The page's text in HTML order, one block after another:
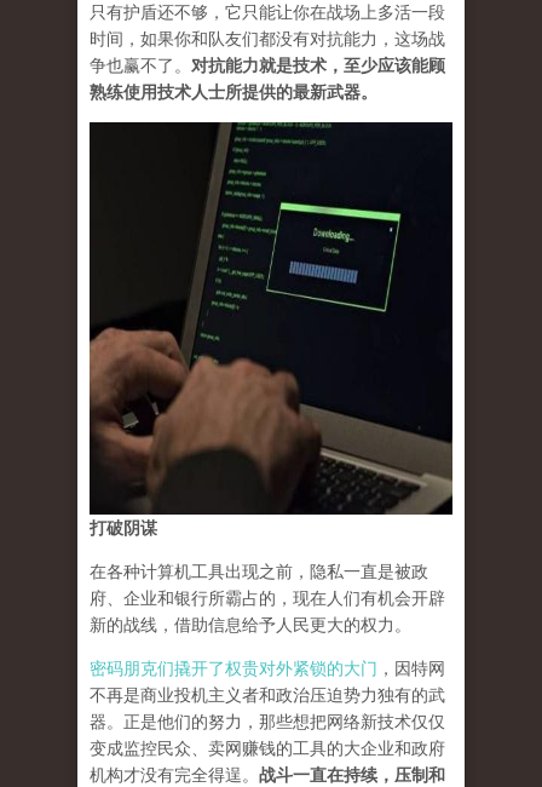
只有护盾还不够，它只能让你在战场上多活一段
时间，如果你和队友们都没有对抗能力，这场战
争也赢不了。 对抗能力就是技术，至少应该能顾
熟练使用技术人士所提供的最新武器。
打破阴谋
在各种计算机工具出现之前，隐私一直是被政
府、企业和银行所霸占的，现在人们有机会开辟
新的战线，借助信息给予人民更大的权力。
密码朋克们撬开了权贵对外紧锁的大门 ，因特网
不再是商业投机主义者和政治压迫势力独有的武
器。正是他们的努力，那些想把网络新技术仅仅
变成监控民众、卖网赚钱的工具的大企业和政府
机构才没有完全得逞。 战斗一直在持续，压制和